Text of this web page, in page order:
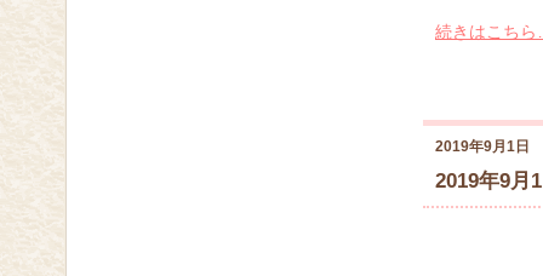
続きはこち
2019年9月1日
2019年9月